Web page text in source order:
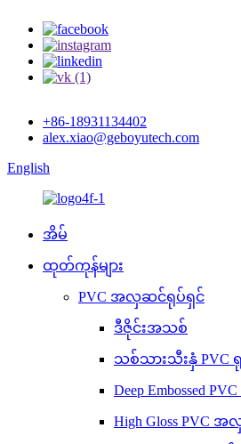
+86-18931134402
alex.xiao@geboyutech.com
English
အိမ်
ထုတ်ကုန်များ
PVC အလှဆင်ရုပ်ရှင်
ဒီဇိုင်းအသစ်
သစ်သားသီးနှံ PVC
Deep Embossed
High Gloss PVC